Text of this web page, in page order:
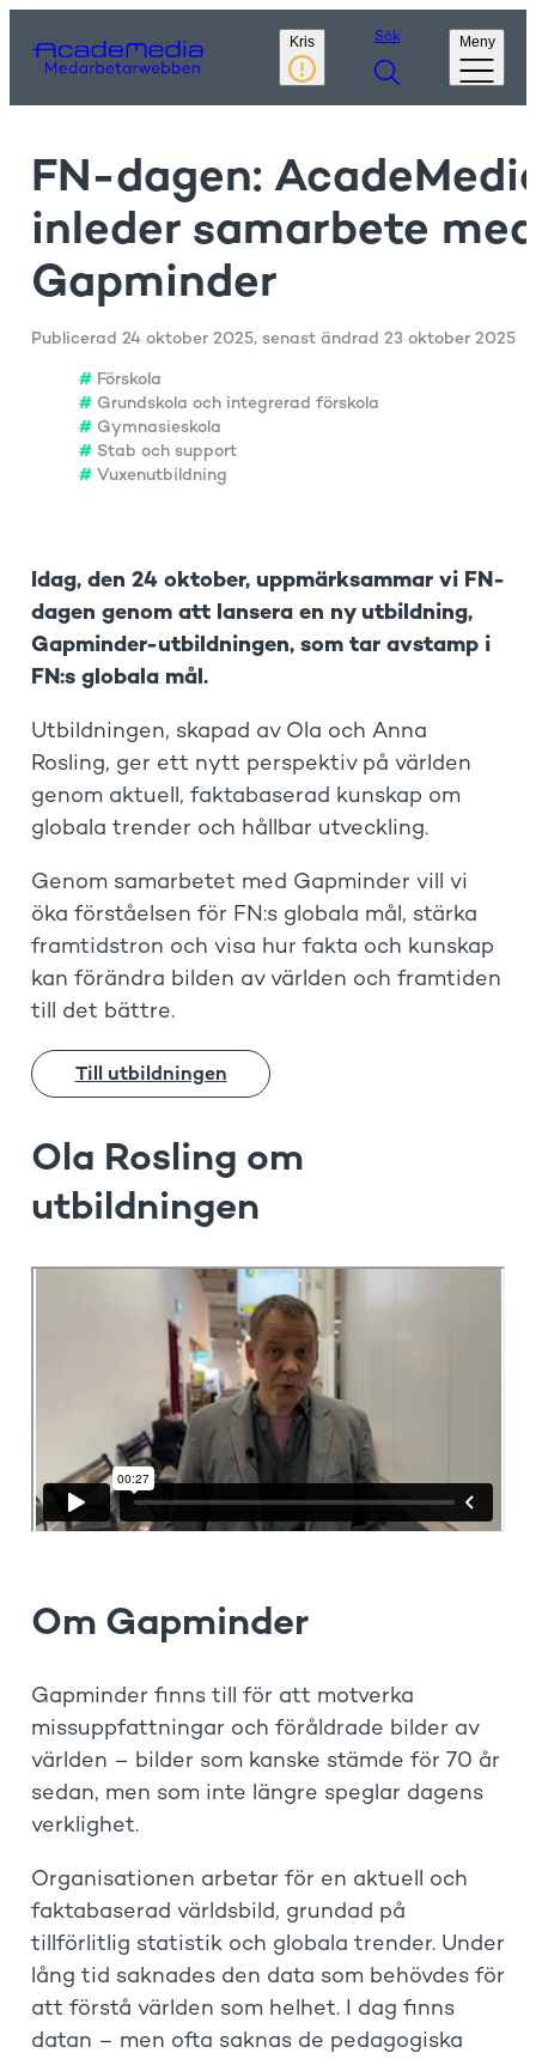
Kris Sök Meny
FN-dagen:
inleder samarbete med
Gapminder
Publicerad 24 oktober 2025, senast ändrad 23 oktober 2025
Förskola
Grundskola och integrerad förskola
Gymnasieskola
Stab och support
Vuxenutbildning
Idag, den 24 oktober, uppmärksammar vi FN-
dagen genom att lansera en ny utbildning,
Gapminder-utbildningen, som tar avstamp i
FN:s globala mål.
Utbildningen, skapad av Ola och Anna
Rosling, ger ett nytt perspektiv på världen
genom aktuell, faktabaserad kunskap om
globala trender och hållbar utveckling.
Genom samarbetet med Gapminder vill vi
öka förståelsen för FN:s globala mål, stärka
framtidstron och visa hur fakta och kunskap
kan förändra bilden av världen och framtiden
till det bättre.
Till utbildningen
Ola Rosling om
utbildningen
Om Gapminder
Gapminder finns till för att motverka
missuppfattningar och föråldrade bilder av
världen – bilder som kanske stämde för 70 år
sedan, men som inte längre speglar dagens
verklighet.
Organisationen arbetar för en aktuell och
faktabaserad världsbild, grundad på
tillförlitlig statistik och globala trender. Under
lång tid saknades den data som behövdes för
att förstå världen som helhet. I dag finns
datan – men ofta saknas de pedagogiska